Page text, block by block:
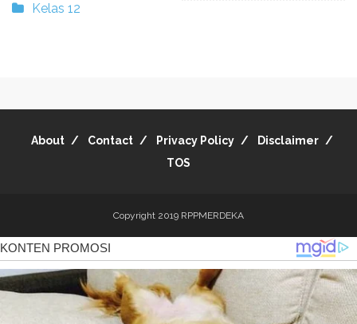
Kelas 12
About Contact Privacy Policy
Disclaimer
TOS
Copyright 2019 RPPMERDEKA